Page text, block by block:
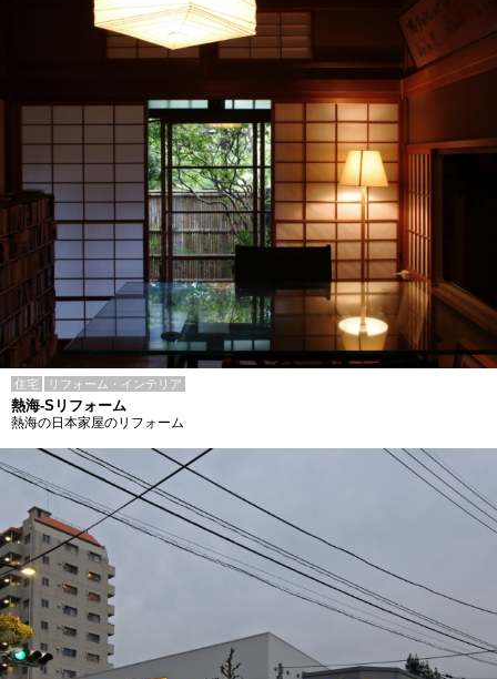
住宅 リフォーム・インテリア
熱海-Sリフォーム
熱海の日本家屋のリフォーム